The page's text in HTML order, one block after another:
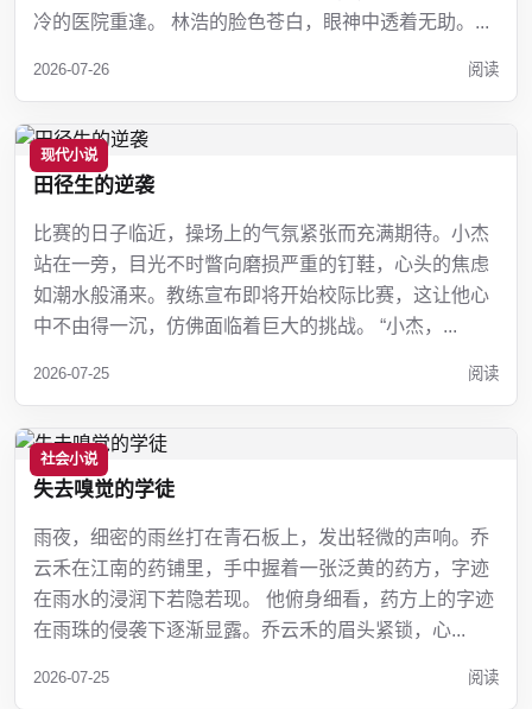
冷的医院重逢。 林浩的脸色苍白，眼神中透着无助。...
2026-07-26 阅读
现代小说
田径生的逆袭
比赛的日子临近，操场上的气氛紧张而充满期待。小杰
站在一旁，目光不时瞥向磨损严重的钉鞋，心头的焦虑
如潮水般涌来。教练宣布即将开始校际比赛，这让他心
中不由得一沉，仿佛面临着巨大的挑战。 “小杰，...
2026-07-25 阅读
社会小说
失去嗅觉的学徒
雨夜，细密的雨丝打在青石板上，发出轻微的声响。乔
云禾在江南的药铺里，手中握着一张泛黄的药方，字迹
在雨水的浸润下若隐若现。 他俯身细看，药方上的字迹
在雨珠的侵袭下逐渐显露。乔云禾的眉头紧锁，心...
2026-07-25 阅读